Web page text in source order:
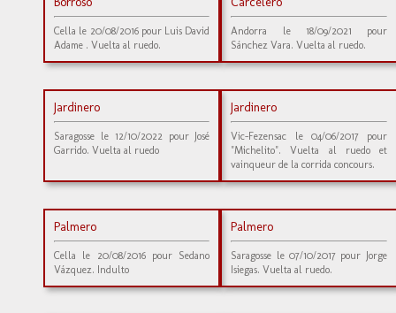
Cella le 20/08/2016 pour Luis David
Adame . Vuelta al ruedo.
Andorra le 18/09/2021 pour
Sánchez Vara. Vuelta al ruedo.
Jardinero
Saragosse le 12/10/2022 pour José
Garrido. Vuelta al ruedo
Jardinero
Vic-Fezensac le 04/06/2017 pour
"Michelito". Vuelta al ruedo et
vainqueur de la corrida concours.
Palmero
Cella le 20/08/2016 pour Sedano
Vázquez. Indulto
Palmero
Saragosse le 07/10/2017 pour Jorge
Isiegas. Vuelta al ruedo.